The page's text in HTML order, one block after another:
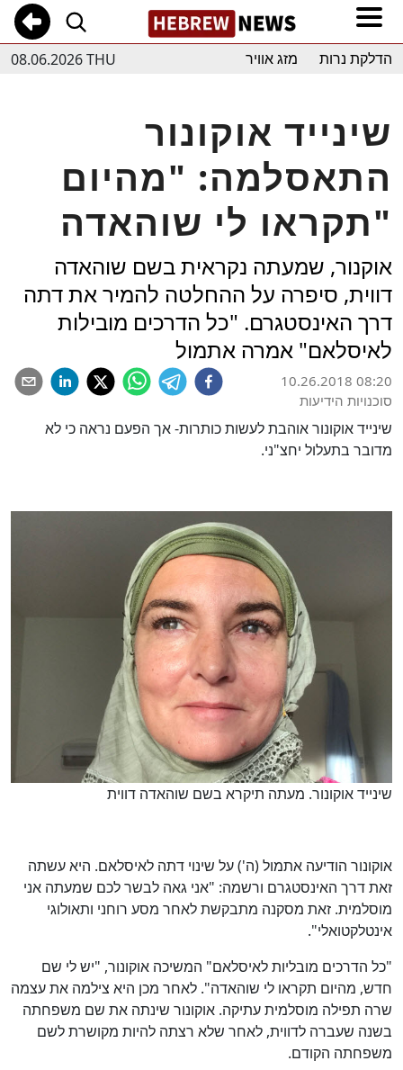
08.06.2026 THU הדלקת נרות מזג אוויר
שינייד אוקונור
התאסלמה: "מהיום
תקראו לי שוהאדה"
אוקנור, שמעתה נקראית בשם שוהאדה
דווית, סיפרה על ההחלטה להמיר את דתה
דרך האינסטגרם. "כל הדרכים מובילות
לאיסלאם" אמרה אתמול
10.26.2018 08:20
סוכנויות הידיעות
שינייד אוקונור אוהבת לעשות כותרות- אך הפעם נראה כי לא
מדובר בתעלול יחצ"ני.
שינייד אוקונור. מעתה תיקרא בשם שוהאדה דווית
אוקונור הודיעה אתמול (ה') על שינוי דתה לאיסלאם. היא עשתה
זאת דרך האינסטגרם ורשמה: "אני גאה לבשר לכם שמעתה אני
מוסלמית. זאת מסקנה מתבקשת לאחר מסע רוחני ותאולוגי
אינטלקטואלי".
"כל הדרכים מובליות לאיסלאם" המשיכה אוקונור, "יש לי שם
חדש, מהיום תקראו לי שוהאדה". לאחר מכן היא צילמה את עצמה
שרה תפילה מוסלמית עתיקה. אוקונור שינתה את שם משפחתה
בשנה שעברה לדווית, לאחר שלא רצתה להיות מקושרת לשם
משפחתה הקודם.